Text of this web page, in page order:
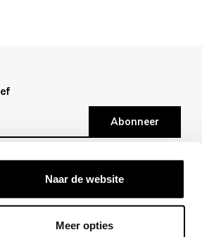
Naar de website
Meer opties
Abonneer
klantbeoordelingen